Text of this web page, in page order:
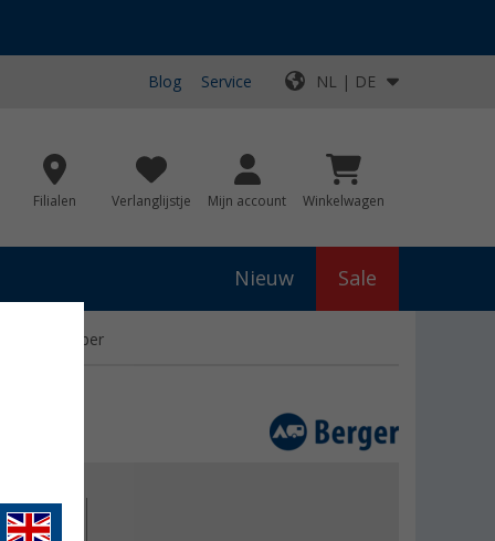
Blog Service NL | DE
Filialen Verlanglijstje Mijn account Winkelwagen
Nieuw Sale
& camper